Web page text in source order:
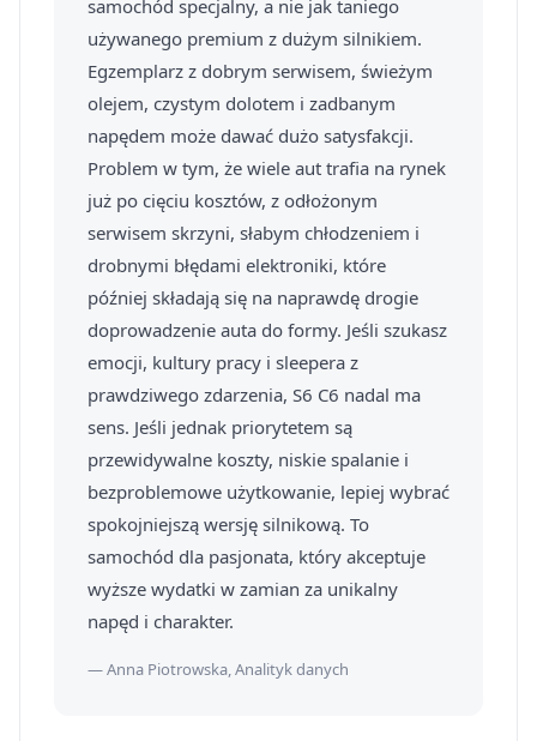
samochód specjalny, a nie jak taniego
używanego premium z dużym silnikiem.
Egzemplarz z dobrym serwisem, świeżym
olejem, czystym dolotem i zadbanym
napędem może dawać dużo satysfakcji.
Problem w tym, że wiele aut trafia na rynek
już po cięciu kosztów, z odłożonym
serwisem skrzyni, słabym chłodzeniem i
drobnymi błędami elektroniki, które
później składają się na naprawdę drogie
doprowadzenie auta do formy. Jeśli szukasz
emocji, kultury pracy i sleepera z
prawdziwego zdarzenia, S6 C6 nadal ma
sens. Jeśli jednak priorytetem są
przewidywalne koszty, niskie spalanie i
bezproblemowe użytkowanie, lepiej wybrać
spokojniejszą wersję silnikową. To
samochód dla pasjonata, który akceptuje
wyższe wydatki w zamian za unikalny
napęd i charakter.
— Anna Piotrowska, Analityk danych